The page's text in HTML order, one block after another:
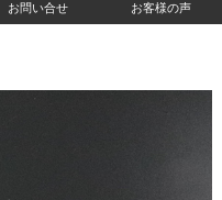
お問い合せ お客様の声